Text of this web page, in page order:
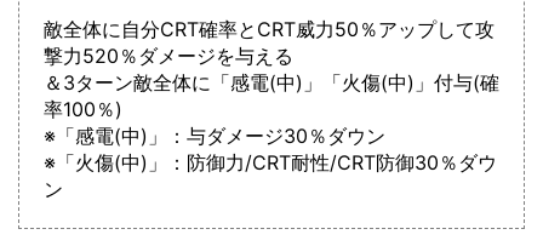
敵全体に自分CRT確率とCRT威力50％アップして攻
撃力520％ダメージを与える
＆3ターン敵全体に「感電(中)」「火傷(中)」付与(確
率100％)
※「感電(中)」：与ダメージ30％ダウン
※「火傷(中)」：防御力/CRT耐性/CRT防御30％ダウ
ン